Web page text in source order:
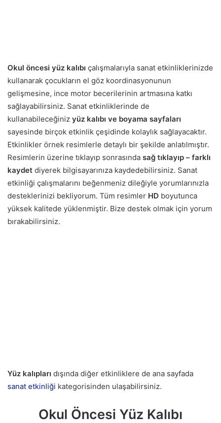
Okul öncesi yüz kalıbı çalışmalarıyla sanat etkinliklerinizde
kullanarak çocukların el göz koordinasyonunun
gelişmesine, ince motor becerilerinin artmasına katkı
sağlayabilirsiniz. Sanat etkinliklerinde de
kullanabileceğiniz yüz kalıbı ve boyama sayfaları
sayesinde birçok etkinlik çeşidinde kolaylık sağlayacaktır.
Etkinlikler örnek resimlerle detaylı bir şekilde anlatılmıştır.
Resimlerin üzerine tıklayıp sonrasında sağ tıklayıp – farklı
kaydet diyerek bilgisayarınıza kaydedebilirsiniz. Sanat
etkinliği çalışmalarını beğenmeniz dileğiyle yorumlarınızla
desteklerinizi bekliyorum. Tüm resimler HD boyutunca
yüksek kalitede yüklenmiştir. Bize destek olmak için yorum
bırakabilirsiniz.
Yüz kalıpları dışında diğer etkinliklere de ana sayfada
sanat etkinliği kategorisinden ulaşabilirsiniz.
Okul Öncesi Yüz Kalıbı